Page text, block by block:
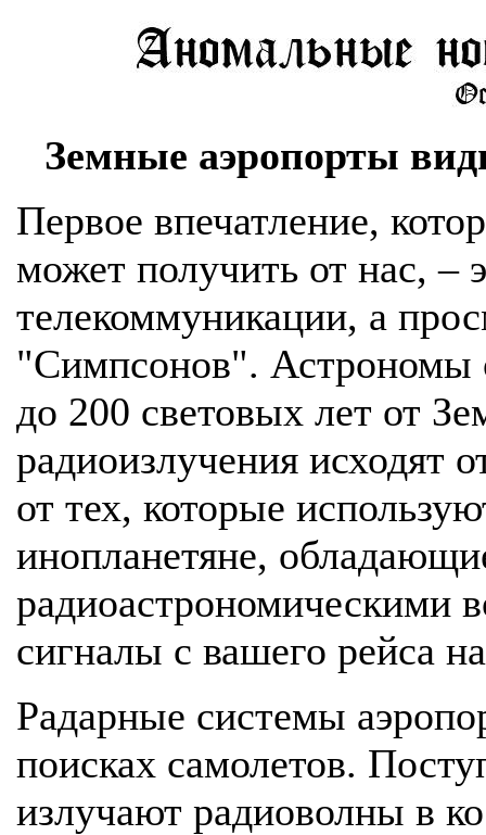
Земные аэропорты
Первое впечатление,
может получить от нас, –
телекоммуникации, а
"Симпсонов". Астрономы
до 200 световых лет от
радиоизлучения исходят
от тех, которые
инопланетяне,
радиоастрономическими
сигналы с вашего рейса
Радарные системы
поисках самолетов.
излучают радиоволны в